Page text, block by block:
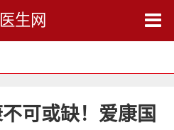
生网
可或缺！爱康国